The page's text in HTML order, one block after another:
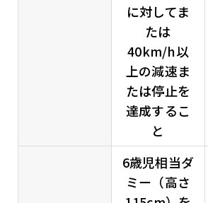
に対してま
たは
40km/h以
上の減速ま
たは停止を
達成するこ
と
6歳児相当ダ
ミー（高さ